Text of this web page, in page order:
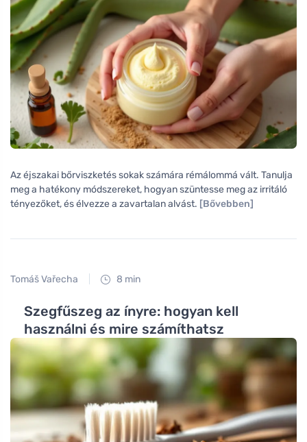
Az éjszakai bőrviszketés sokak számára rémálommá vált. Tanulja
meg a hatékony módszereket, hogyan szüntesse meg az irritáló
tényezőket, és élvezze a zavartalan alvást. [Bővebben]
Tomáš Vařecha 8 min
Szegfűszeg az ínyre: hogyan kell
használni és mire számíthatsz